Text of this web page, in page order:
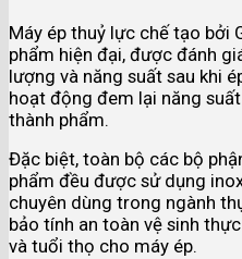
Máy ép thuỷ lực chế tạo bởi
phẩm hiện đại, được đánh
lượng và năng suất sau khi
hoạt động đem lại năng
thành phẩm.
Đặc biệt, toàn bộ các bộ
phẩm đều được sử dụng
chuyên dùng trong ngành
bảo tính an toàn vệ sinh
và tuổi thọ cho máy ép.